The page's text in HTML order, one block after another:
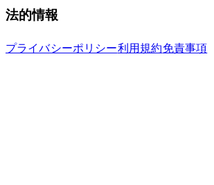
法的情報
プライバシーポリシー利用規約免責事項